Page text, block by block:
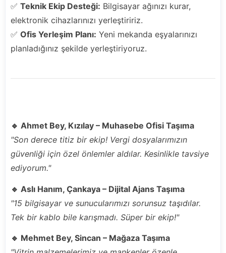
✅ Teknik Ekip Desteği: Bilgisayar ağınızı kurar,
elektronik cihazlarınızı yerleştiririz.
✅ Ofis Yerleşim Planı: Yeni mekanda eşyalarınızı
planladığınız şekilde yerleştiriyoruz.
🔹 Ahmet Bey, Kızılay – Muhasebe Ofisi Taşıma
"Son derece titiz bir ekip! Vergi dosyalarımızın
güvenliği için özel önlemler aldılar. Kesinlikle tavsiye
ediyorum."
🔹 Aslı Hanım, Çankaya – Dijital Ajans Taşıma
"15 bilgisayar ve sunucularımızı sorunsuz taşıdılar.
Tek bir kablo bile karışmadı. Süper bir ekip!"
🔹 Mehmet Bey, Sincan – Mağaza Taşıma